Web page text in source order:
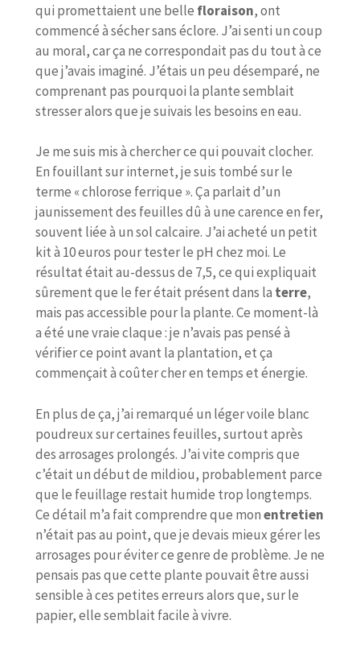
qui promettaient une belle floraison, ont
commencé à sécher sans éclore. J’ai senti un coup
au moral, car ça ne correspondait pas du tout à ce
que j’avais imaginé. J’étais un peu désemparé, ne
comprenant pas pourquoi la plante semblait
stresser alors que je suivais les besoins en eau.
Je me suis mis à chercher ce qui pouvait clocher.
En fouillant sur internet, je suis tombé sur le
terme « chlorose ferrique ». Ça parlait d’un
jaunissement des feuilles dû à une carence en fer,
souvent liée à un sol calcaire. J’ai acheté un petit
kit à 10 euros pour tester le pH chez moi. Le
résultat était au-dessus de 7,5, ce qui expliquait
sûrement que le fer était présent dans la terre,
mais pas accessible pour la plante. Ce moment-là
a été une vraie claque : je n’avais pas pensé à
vérifier ce point avant la plantation, et ça
commençait à coûter cher en temps et énergie.
En plus de ça, j’ai remarqué un léger voile blanc
poudreux sur certaines feuilles, surtout après
des arrosages prolongés. J’ai vite compris que
c’était un début de mildiou, probablement parce
que le feuillage restait humide trop longtemps.
Ce détail m’a fait comprendre que monentretien
n’était pas au point, que je devais mieux gérer les
arrosages pour éviter ce genre de problème. Je ne
pensais pas que cette plante pouvait être aussi
sensible à ces petites erreurs alors que, sur le
papier, elle semblait facile à vivre.